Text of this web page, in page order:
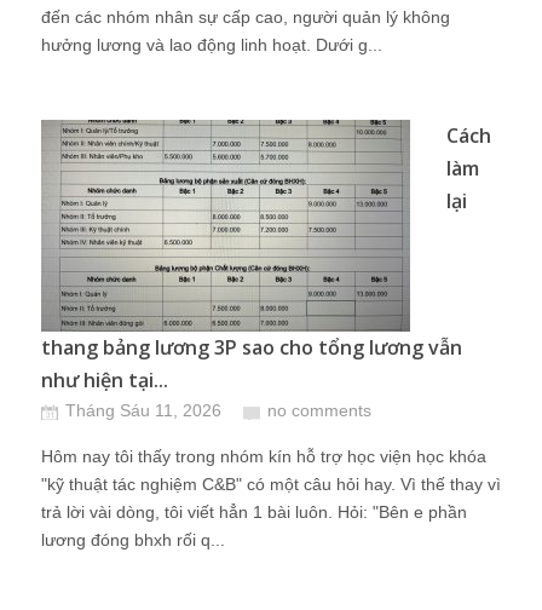
đến các nhóm nhân sự cấp cao, người quản lý không
hưởng lương và lao động linh hoạt. Dưới g...
Cách
làm
lại
thang bảng lương 3P sao cho tổng lương vẫn
như hiện tại...
Tháng Sáu 11, 2026 no comments
Hôm nay tôi thấy trong nhóm kín hỗ trợ học viện học khóa
"kỹ thuật tác nghiệm C&B" có một câu hỏi hay. Vì thế thay vì
trả lời vài dòng, tôi viết hẳn 1 bài luôn. Hỏi: "Bên e phần
lương đóng bhxh rối q...